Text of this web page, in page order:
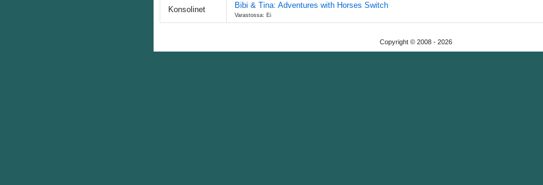
Konsolinet Bibi & Tina: Adventures with Horses Switch
Varastossa: Ei
Copyright © 2008 - 2026